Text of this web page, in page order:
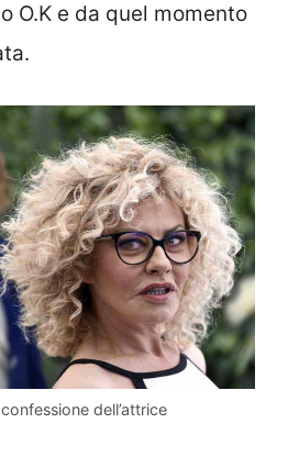
O.K e da quel momento
dell’attrice